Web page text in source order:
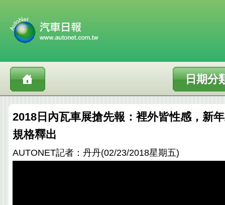
日期分
2018日內瓦車展搶先報：裡外皆性感，新
規格釋出
AUTONET記者：丹丹(02/23/2018星期五)